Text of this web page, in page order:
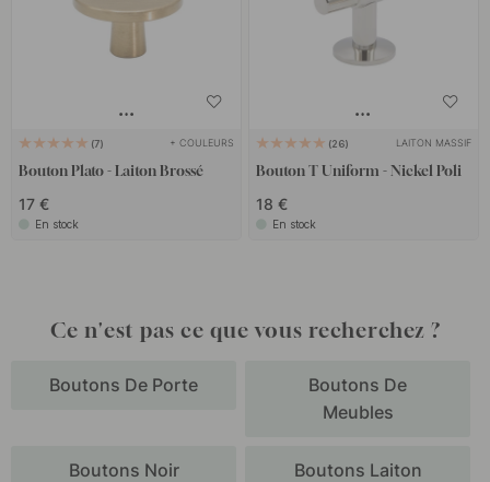
7 + COULEURS
Bouton Plato - Laiton Brossé
17 €
En stock
26 LAITON MASSIF
Bouton T Uniform - Nickel Poli
18 €
En stock
Ce n'est pas ce que vous recherchez ?
Boutons De Porte
Boutons De
Meubles
Boutons Noir Boutons Laiton